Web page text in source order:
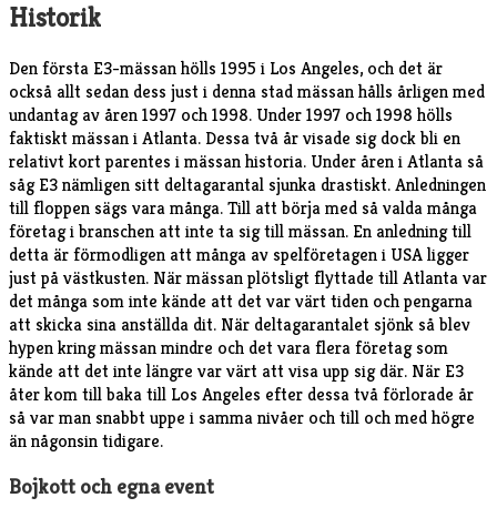
Historik
Den första E3-mässan hölls 1995 i Los Angeles, och det är
också allt sedan dess just i denna stad mässan hålls årligen med
undantag av åren 1997 och 1998. Under 1997 och 1998 hölls
faktiskt mässan i Atlanta. Dessa två år visade sig dock bli en
relativt kort parentes i mässan historia. Under åren i Atlanta så
såg E3 nämligen sitt deltagarantal sjunka drastiskt. Anledningen
till floppen sägs vara många. Till att börja med så valda många
företag i branschen att inte ta sig till mässan. En anledning till
detta är förmodligen att många av spelföretagen i USA ligger
just på västkusten. När mässan plötsligt flyttade till Atlanta var
det många som inte kände att det var värt tiden och pengarna
att skicka sina anställda dit. När deltagarantalet sjönk så blev
hypen kring mässan mindre och det vara flera företag som
kände att det inte längre var värt att visa upp sig där. När E3
åter kom till baka till Los Angeles efter dessa två förlorade år
så var man snabbt uppe i samma nivåer och till och med högre
än någonsin tidigare.
Bojkott och egna event